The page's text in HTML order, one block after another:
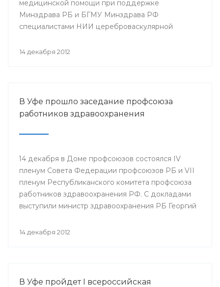
медицинской помощи при поддержке
Минздрава РБ и БГМУ Минздрава РФ
специалистами НИИ цереброваскулярной
(г.Москва) будет проведен мастер-класс.
14 декабря 2012
В Уфе прошло заседание профсоюза
работников здравоохранения
14 декабря в Доме профсоюзов состоялся IV
пленум Совета Федерации профсоюзов РБ и VII
пленум Республиканского комитета профсоюза
работников здравоохранения РФ. С докладами
выступили министр здравоохранения РБ Георгий
организации Башкортостана профсоюза
14 декабря 2012
В Уфе пройдет I всероссийская